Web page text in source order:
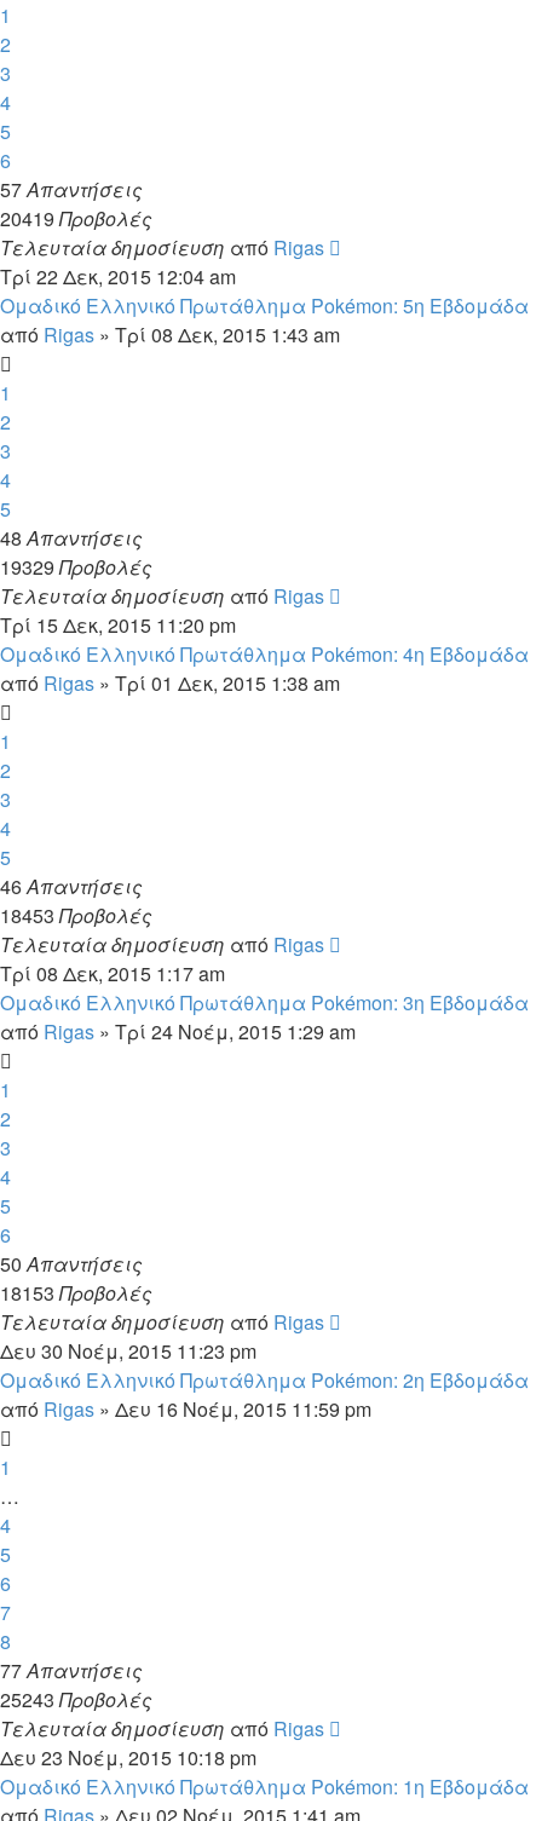
1
2
3
4
5
6
57Απαντήσεις
20419Προβολές
Τελευταία δημοσίευση από Rigas
Τρί 22 Δεκ, 2015 12:04 am
Ομαδικό Ελληνικό Πρωτάθλημα Pokémon: 5η Εβδομάδα
από Rigas » Τρί 08 Δεκ, 2015 1:43 am
1
2
3
4
5
48Απαντήσεις
19329Προβολές
Τελευταία δημοσίευση από Rigas
Τρί 15 Δεκ, 2015 11:20 pm
Ομαδικό Ελληνικό Πρωτάθλημα Pokémon: 4η Εβδομάδα
από Rigas » Τρί 01 Δεκ, 2015 1:38 am
1
2
3
4
5
46Απαντήσεις
18453Προβολές
Τελευταία δημοσίευση από Rigas
Τρί 08 Δεκ, 2015 1:17 am
Ομαδικό Ελληνικό Πρωτάθλημα Pokémon: 3η Εβδομάδα
από Rigas » Τρί 24 Νοέμ, 2015 1:29 am
1
2
3
4
5
6
50Απαντήσεις
18153Προβολές
Τελευταία δημοσίευση από Rigas
Δευ 30 Νοέμ, 2015 11:23 pm
Ομαδικό Ελληνικό Πρωτάθλημα Pokémon: 2η Εβδομάδα
από Rigas » Δευ 16 Νοέμ, 2015 11:59 pm
1
…
4
5
6
7
8
77Απαντήσεις
25243Προβολές
Τελευταία δημοσίευση από Rigas
Δευ 23 Νοέμ, 2015 10:18 pm
Ομαδικό Ελληνικό Πρωτάθλημα Pokémon: 1η Εβδομάδα